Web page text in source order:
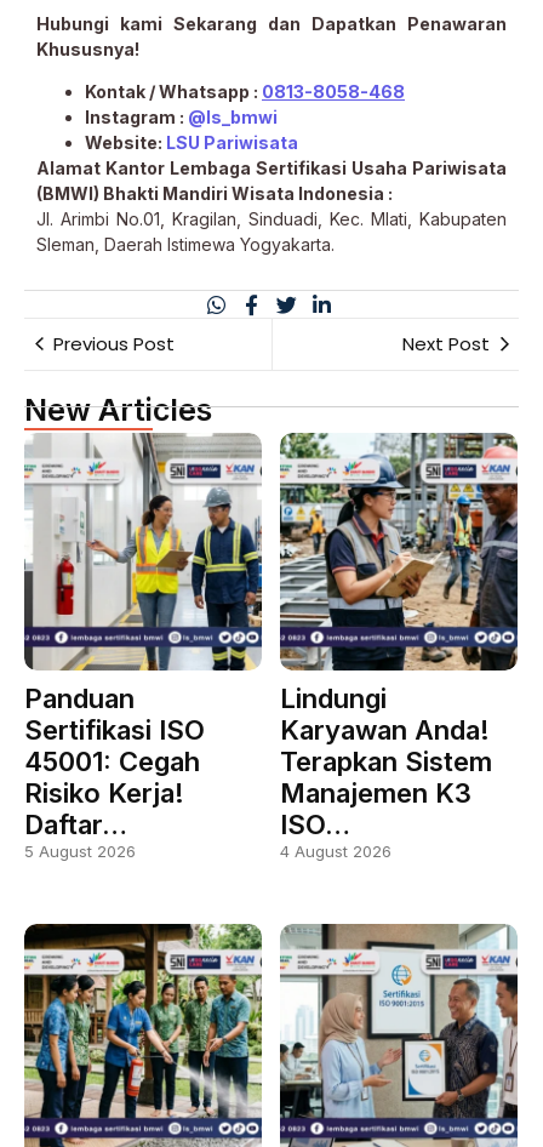
Hubungi kami Sekarang dan Dapatkan Penawaran
Khususnya!
Kontak / Whatsapp : 0813-8058-468
Instagram : @ls_bmwi
Website: LSU Pariwisata
Alamat Kantor Lembaga Sertifikasi Usaha Pariwisata
(BMWI) Bhakti Mandiri Wisata Indonesia :
Jl. Arimbi No.01, Kragilan, Sinduadi, Kec. Mlati, Kabupaten
Sleman, Daerah Istimewa Yogyakarta.
Previous Post Next Post
New Articles
Panduan
Sertifikasi ISO
45001: Cegah
Risiko Kerja!
Daftar…
5 August 2026
Lindungi
Karyawan Anda!
Terapkan Sistem
Manajemen K3
ISO…
4 August 2026